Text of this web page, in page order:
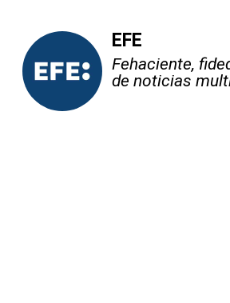
EFE
Fehaciente,
de noticias